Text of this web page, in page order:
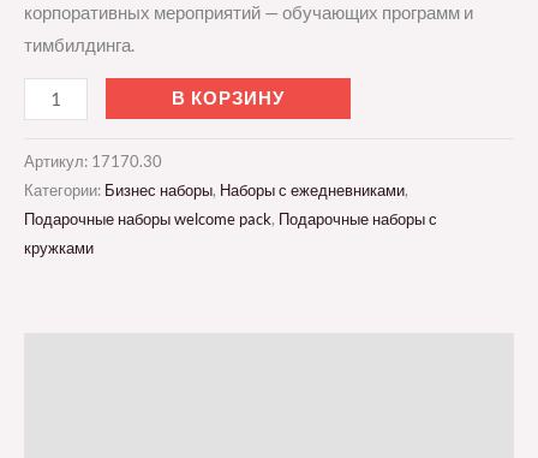
корпоративных мероприятий — обучающих программ и
тимбилдинга.
В КОРЗИНУ
Артикул: 17170.30
Категории: Бизнес наборы, Наборы с ежедневниками,
Подарочные наборы welcome pack, Подарочные наборы с
кружками